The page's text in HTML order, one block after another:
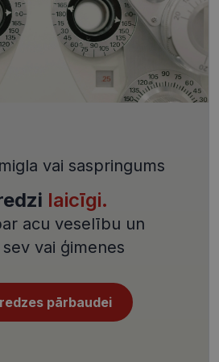
vai saspringums
laicīgi.
acu veselību un
vai ģimenes
pārbaudei
pret
veida
tīmekļa
veidlapām.
11 mēneši
3 nedēļas
Šo sīkfailu
izmanto